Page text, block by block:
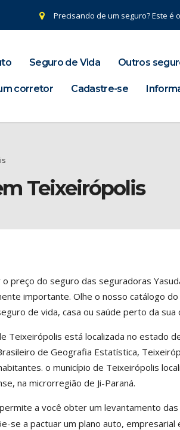
Precisando de um seguro? Este
Seguro de Vida Outros
corretor Cadastre-se
Teixeirópolis
preço do seguro das seguradoras
importante. Olhe o nosso catálogo
de vida, casa ou saúde perto da sua
Teixeirópolis está localizada no estado
de Geografia Estatística,
o município de Teixeirópolis
na microrregião de Ji-Paraná.
a você obter um levantamento das
se a pactuar um plano auto,